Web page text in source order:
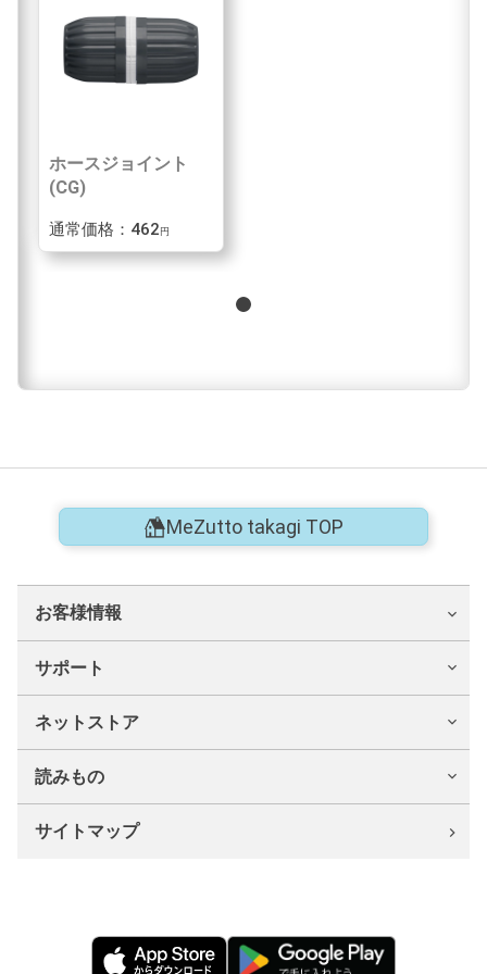
ホースジョイント
(CG)
通常価格：462円
MeZutto takagi TOP
お客様情報
サポート
ネットストア
読みもの
サイトマップ